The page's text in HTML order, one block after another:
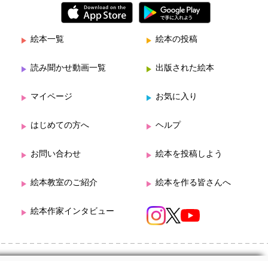
絵本一覧 絵本の投稿
読み聞かせ動画一覧 出版された絵本
マイページ お気に入り
はじめての方へ ヘルプ
お問い合わせ 絵本を投稿しよう
絵本教室のご紹介 絵本を作る皆さんへ
絵本作家インタビュー